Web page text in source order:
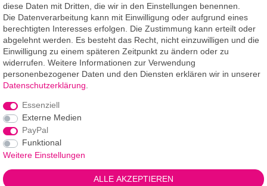
ROOMPIXXeine Marke der
F.A.R.B. Digitaldruck GmbH
Chemnitzer Straße 12a
09235 Burkhardtsdorf
Telefon: 03721-263 994-2
Telefon: 03721-329 259-8
Telefax: 03721-263 994-3
E-Mail: info@roompixx.com
*** Angaben Lieferzeiten gelten für Lieferungen innerhalb
diese Daten mit Dritten, die wir in den Einstellungen benennen.
Die Datenverarbeitung kann mit Einwilligung oder aufgrund eines
berechtigten Interesses erfolgen. Die Zustimmung kann erteilt oder
abgelehnt werden. Es besteht das Recht, nicht einzuwilligen und die
Einwilligung zu einem späteren Zeitpunkt zu ändern oder zu
widerrufen. Weitere Informationen zur Verwendung
personenbezogener Daten und den Diensten erklären wir in unserer
Daten­schutz­erklärung
Essenziell
Externe Medien
PayPal
Funktional
Weitere Einstellungen
ALLE AKZEPTIEREN